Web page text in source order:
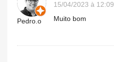
Pedro.o
15/04/2023 à 12:09
Muito bom